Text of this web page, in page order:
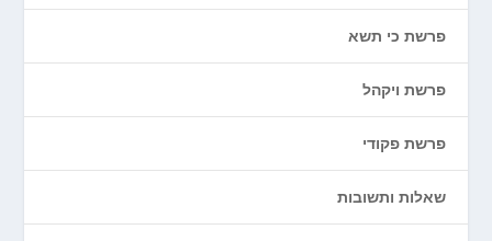
פרשת כי תשא
פרשת ויקהל
פרשת פקודי
שאלות ותשובות